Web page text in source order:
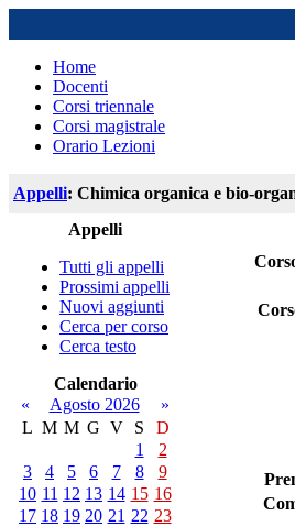
Home
Docenti
Corsi triennale
Corsi magistrale
Orario Lezioni
Appelli: Chimica organica e bio-
Appelli
Tutti gli appelli
Prossimi appelli
Nuovi aggiunti
Cerca per corso
Cerca testo
Calendario
«
Agosto 2026
»
L M M G V S
D
1
2
3
4 5 6 7 8
9
10 11 12 13 14 15 16
17 18 19 20 21 22 23